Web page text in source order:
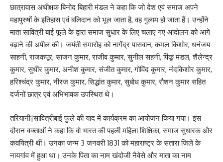
छात्रावास अधीक्षक बिनोद बिहारी मंडल ने कहा कि जो देश एवं समाज अपने
महापुरुषों के इतिहास एवं बलिदान को भूल जाता है, वह गुलाम हो जाता हैं। उन्होंने
माता सावित्री बाई फूले के द्वारा समाज सुधार के लिए चलाए गए आंदोलन को आगे
बढ़ाने की अपील की। जयंती समारोह को नागेंद्र पासवान, कमल किशोर, धनंजय
साहनी, राजकपूर, साजन कुमार, राजीव कुमार, सुनील सहनी, पिंकू मंडल, शैलेन्द्र
कुमार, सुधीर कुमार, अनीश कुमार, संजीत कुमार, गोविंद कुमार, नंदकिशोर कुमार,
हरिश्चंद्र कुमार, नीरज कुमार, सिद्धांत कुमार, सुबोध कुमार, रौशन कुमार सहित
दर्जनों छात्र एवं अभिभावक उपस्थित थे।
तरियानी|सावित्रीबाई फुले की याद में कार्यक्रम का आयोजन किया गया। इस
दौरान वक्ताओं ने कहा कि वो भारत की पहली महिला शिक्षिका, समाज सुधारक और
कवयित्री थीं। उनका जन्म 3 जनवरी 1831 को महाराष्ट्र के सतारा जिले के
नायगांव में हुआ था। उनके पिता का नाम खंदोजी नैवेसे और माता का नाम